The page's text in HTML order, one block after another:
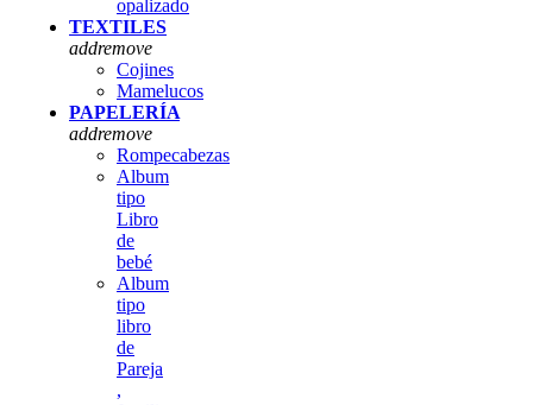
opalizado
TEXTILES
addremove
Cojines
Mamelucos
PAPELERÍA
addremove
Rompecabezas
Album
tipo
Libro
de
bebé
Album
tipo
libro
de
Pareja
,